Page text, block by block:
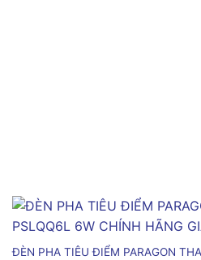
ĐÈN PHA TIÊU ĐIỂM PARAGON